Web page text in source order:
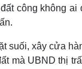
công không
suối, xây cửa
mà UBND thị